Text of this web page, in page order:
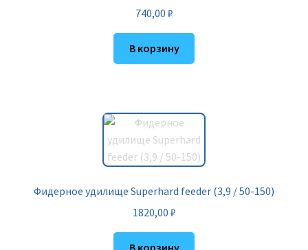
740,00 ₽
В корзину
Фидерное удилище Superhard feeder (3,9 / 50-150)
1820,00 ₽
В корзину